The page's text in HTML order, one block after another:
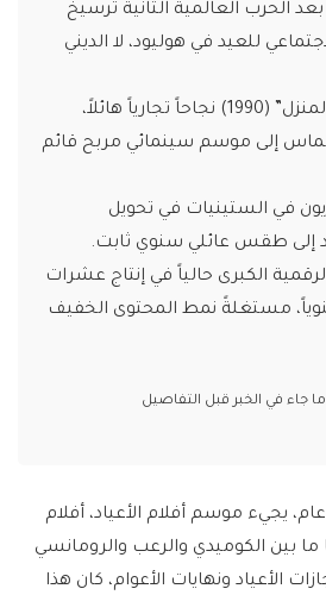
الحرب العالمية الثانية ترسيخ
للعيد في هوليود، لا الديني
• حقق فيلم “وحدي بالمنزل” (1990) نجاحاً تجارياً هائلاً،
إلى موسم سينمائي مربح قائم
في الستينيات في تحويل
إلى طقس عائلي سنوي ثابت.
الكبرى حالياً في إنتاج عشرات
مستغلةً نمط المحتوى الخفيف
جاء في الخبر قبل التفاصيل
يجيء موسم أفلام الأعياد، أفلام
ما بين الكوميدي والرعب والرومانسي
الأعياد ونهايات الأعوام، كان هذا